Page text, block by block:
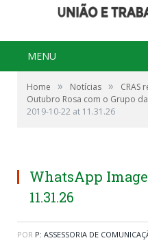
MENU
Home » Notícias »
CRAS
Outubro Rosa com o Grupo
2019-10-22 at 11.31.26
WhatsApp Image
11.31.26
POR P: ASSESSORIA DE